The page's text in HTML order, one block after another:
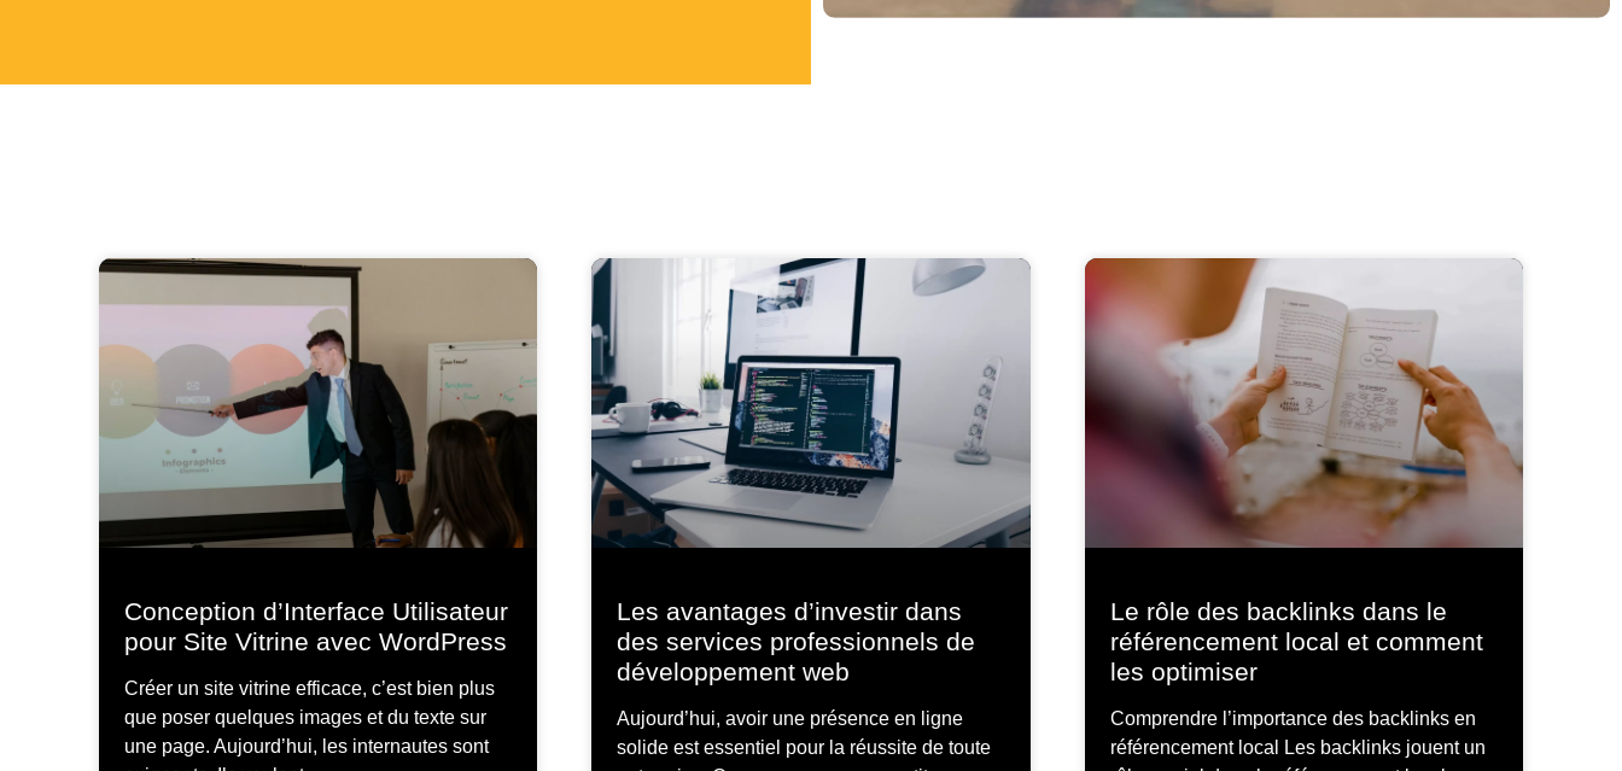
Conception d’Interface Utilisateur
pour Site Vitrine avec WordPress
Créer un site vitrine efficace, c’est bien plus
que poser quelques images et du texte sur
une page. Aujourd’hui, les internautes sont
Les avantages d’investir dans
des services professionnels de
développement web
Aujourd’hui, avoir une présence en ligne
solide est essentiel pour la réussite de toute
Le rôle des backlinks dans le
référencement local et comment
les optimiser
Comprendre l’importance des backlinks en
référencement local Les backlinks jouent un